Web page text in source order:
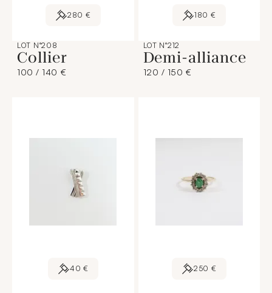
280 €
LOT N°208
Collier
100 / 140 €
180 €
LOT N°212
Demi-alliance
120 / 150 €
40 € 250 €